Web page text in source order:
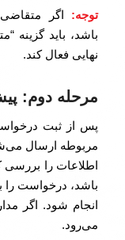
توجه: اگر
باشد، باید گزینه
نهایی فعال کند.
مرحله دوم:
پس از ثبت
مربوطه ارسال
اطلاعات را
باشد، درخواست را
انجام شود. اگر
می‌رود.